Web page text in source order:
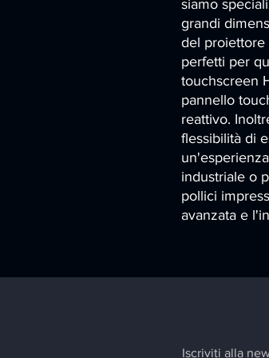
siamo
grandi
del proiettore
perfetti per
touchscreen
pannello
reattivo.
flessibilità di
industriale o
pollici
avanzata e
Iscriviti alla